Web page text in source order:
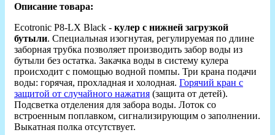
Описание товара:
Ecotronic P8-LX Black - кулер с нижней загрузкой
бутыли. Специальная изогнутая, регулируемая по длине
заборная трубка позволяет производить забор воды из
бутыли без остатка. Закачка воды в систему кулера
происходит с помощью водной помпы. Три крана подачи
воды: горячая, прохладная и холодная. Горячий кран с
защитой от случайного нажатия (защита от детей).
Подсветка отделения для забора воды. Лоток со
встроенным поплавком, сигнализирующим о заполнении.
Выкатная полка отсутствует.